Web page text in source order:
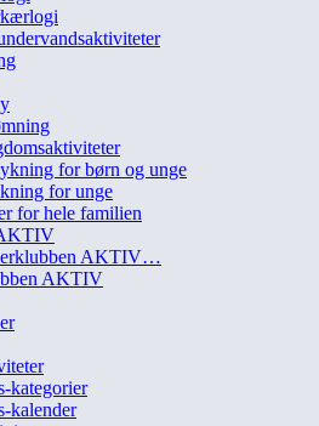
for børn og unge
for unge
for hele familien
AKTIV…
AKTIV
kategorier
kalender